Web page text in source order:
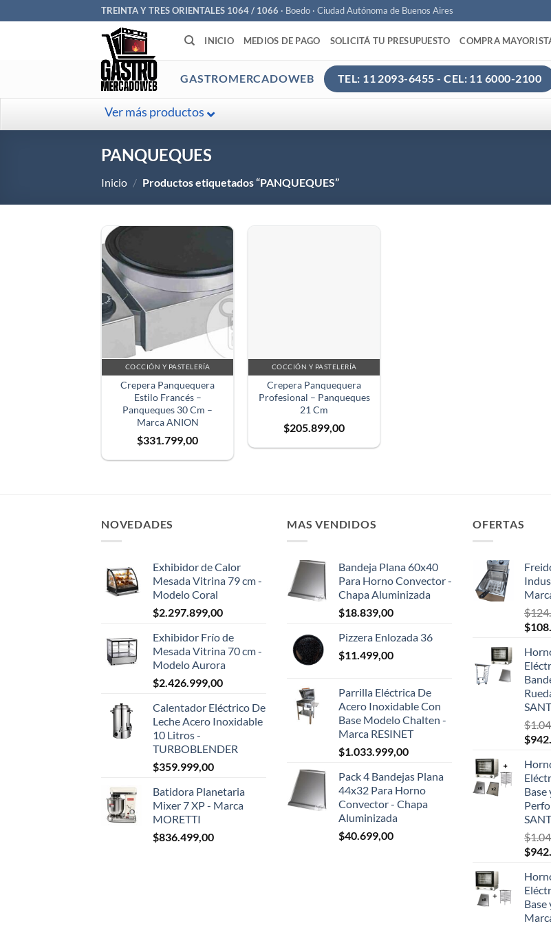
al
TREINTA Y TRES ORIENTALES 1064 / 1066 · Boedo · Ciudad Autónoma de Buenos Aires
INICIO MEDIOS DE PAGO SOLICITÁ TU PRESUPUESTO COMPRA
GASTROMERCADOWEB TEL: 11 2093-6455 - CEL: 11 6000-2100
Ver más productos
PANQUEQUES
Inicio / Productos etiquetados “PANQUEQUES”
COCCIÓN Y PASTELERÍA
Crepera Panquequera
Estilo Francés –
Panqueques 30 Cm –
Marca ANION
$331.799,00
COCCIÓN Y PASTELERÍA
Crepera Panquequera
Profesional – Panqueques
21 Cm
$205.899,00
NOVEDADES
Exhibidor de Calor
Mesada Vitrina 79 cm -
Modelo Coral
$2.297.899,00
Exhibidor Frío de
Mesada Vitrina 70 cm -
Modelo Aurora
$2.426.999,00
Calentador Eléctrico De
Leche Acero Inoxidable
10 Litros -
TURBOBLENDER
$359.999,00
Batidora Planetaria
Mixer 7 XP - Marca
MORETTI
$836.499,00
MAS VENDIDOS
Bandeja Plana 60x40
Para Horno Convector -
Chapa Aluminizada
$18.839,00
Pizzera Enlozada 36
$11.499,00
Parrilla Eléctrica De
Acero Inoxidable Con
Base Modelo Chalten -
Marca RESINET
$1.033.999,00
Pack 4 Bandejas Plana
44x32 Para Horno
Convector - Chapa
Aluminizada
$40.699,00
OFERTAS
$
El
era:
$
$
El
era:
$
Base
$
El
era:
$
Base